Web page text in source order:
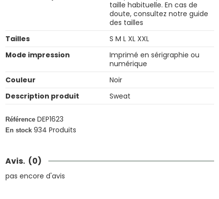
taille habituelle. En cas de
doute, consultez notre guide
des tailles
Tailles
S M L XL XXL
Mode impression
Imprimé en sérigraphie ou
numérique
Couleur
Noir
Description produit
Sweat
Référence DEP1623
En stock 934 Produits
Avis. (0)
pas encore d'avis